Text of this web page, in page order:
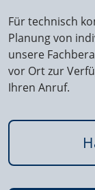
Für technisch
Planung von
unsere
vor Ort zur
Ihren Anruf.